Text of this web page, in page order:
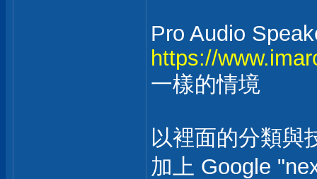
Pro Audio
https://
一樣的情境
以裡面的分類與
加上 Google